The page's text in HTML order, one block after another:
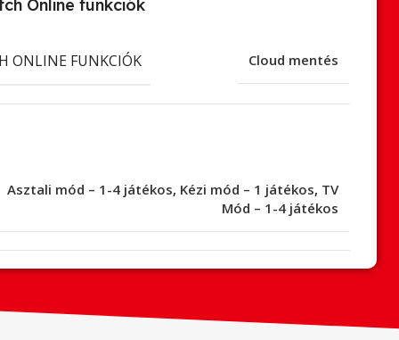
Online funkciók
ONLINE FUNKCIÓK Cloud mentés
Asztali mód – 1-4 játékos, Kézi mód – 1 játékos, TV
Mód – 1-4 játékos